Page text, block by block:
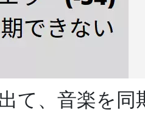
て、音楽を同